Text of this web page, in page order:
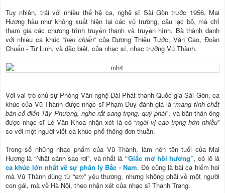
Tuy nhiên, trái với nhiều thế hệ ca, nghệ sĩ Sài Gòn trước 1956, Mai
Hương hầu như không xuất hiện tại các vũ trường, câu lạc bộ, mà chỉ
tham gia các chương trình truyền thanh và truyền hình. Bà thành danh
với nhiều ca khúc “tiền chiến” của Dương Thiệu Tước, Văn Cao, Đoàn
Chuẩn - Từ Linh, và đặc biệt, của nhạc sĩ, nhạc trưởng Vũ Thành.
Với vai trò chủ sự Phòng Văn nghệ Đài Phát thanh Quốc gia Sài Gòn, ca
khúc của Vũ Thành được nhạc sĩ Phạm Duy đánh giá là “mang tính chất
bán cổ điển Tây Phương, nghe rất sang trọng, quý phái”, và bản thân ông
được nhạc sĩ Lê Văn Khoa nhận xét là có “ngôi vị cao trọng hơn nhiều”
so với một người viết ca khúc phổ thông đơn thuần.
Trong số những nhạc phẩm của Vũ Thành, làm nên tên tuổi của Mai
Hương là “Nhặt cánh sao rơi”, và nhất là “Giấc mơ hồi hương”, có lẽ là
ca khúc lớn nhất về sự phân ly Bắc - Nam. Đó cũng là bài ca hiếm hoi
mà Vũ Thành dùng từ “em” yêu thương, nhưng không phải về một người
con gái, mà về Hà Nội, theo nhận xét của nhạc sĩ Thanh Trang.